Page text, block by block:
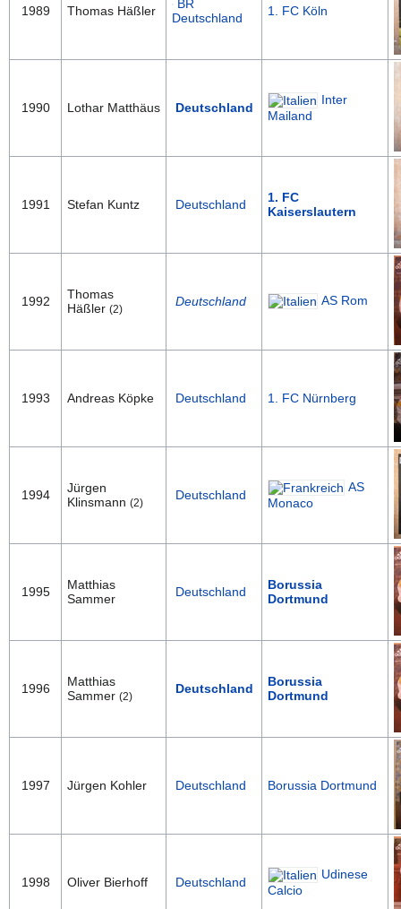
1989 Thomas Häßler
BR
Deutschland
1. FC Köln
1990 Lothar Matthäus Deutschland
Inter
Mailand
1991 Stefan Kuntz Deutschland
1. FC
Kaiserslautern
1992
Thomas
Häßler (2)
Deutschland AS Rom
1993 Andreas Köpke Deutschland 1. FC Nürnberg
1994
Jürgen
Klinsmann (2)
Deutschland
AS
Monaco
1995
Matthias
Sammer
Deutschland
Borussia
Dortmund
1996
Matthias
Sammer (2)
Deutschland
Borussia
Dortmund
1997 Jürgen Kohler Deutschland Borussia Dortmund
1998 Oliver Bierhoff Deutschland
Udinese
Calcio